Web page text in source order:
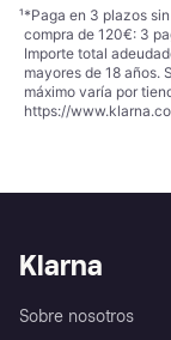
¹*Paga en 3 plazos
compra de 120€: 3
Importe total
mayores de 18 años.
máximo varía por
https://
Klarna
Sobre nosotros